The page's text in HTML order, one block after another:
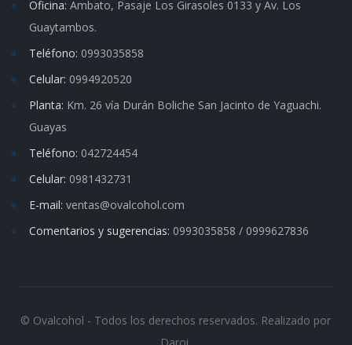
Oficina: Ambato, Pasaje Los Girasoles 0133 y Av. Los
Guaytambos.
Teléfono: 0993035858
Celular: 0994920520
Planta: Km. 26 vía Durán Boliche San Jacinto de Yaguachi.
Guayas
Teléfono: 042724454
Celular: 0981432731
E-mail: ventas@ovalcohol.com
Comentarios y sugerencias: 0993035858 / 0999627836
© Ovalcohol - Todos los derechos reservados. Realizado por